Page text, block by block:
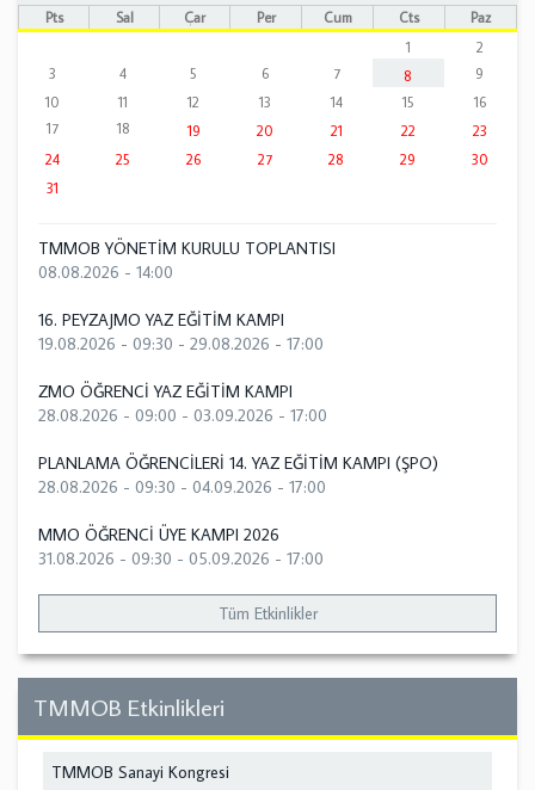
Pts Sal Çar Per Cum Cts
Paz
1
2
3
4 5 6 7 8
9
10
11 12 13 14 15
16
17
18 19 20 21 22
23
24
25 26 27 28 29
30
31
TMMOB YÖNETİM KURULU TOPLANTISI
08.08.2026 - 14:00
16. PEYZAJMO YAZ EĞİTİM KAMPI
19.08.2026 - 09:30 - 29.08.2026 - 17:00
ZMO ÖĞRENCİ YAZ EĞİTİM KAMPI
28.08.2026 - 09:00 - 03.09.2026 - 17:00
PLANLAMA ÖĞRENCİLERİ 14. YAZ EĞİTİM KAMPI (ŞPO)
28.08.2026 - 09:30 - 04.09.2026 - 17:00
MMO ÖĞRENCİ ÜYE KAMPI 2026
31.08.2026 - 09:30 - 05.09.2026 - 17:00
Tüm Etkinlikler
TMMOB Etkinlikleri
TMMOB Sanayi Kongresi